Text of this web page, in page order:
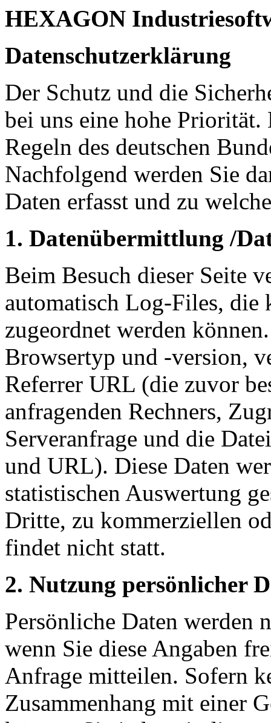
HEXAGON
Datenschutzerklärung
Der Schutz und die
bei uns eine hohe
Regeln des deutschen
Nachfolgend werden Sie
Daten erfasst und zu
1. Datenübermittlung /
Beim Besuch dieser Seite
automatisch Log-Files, die
zugeordnet werden
Browsertyp und -version,
Referrer URL (die zuvor
anfragenden Rechners,
Serveranfrage und die
und URL). Diese Daten
statistischen Auswertung
Dritte, zu kommerziellen
findet nicht statt.
2. Nutzung persönlicher
Persönliche Daten werden
wenn Sie diese Angaben
Anfrage mitteilen. Sofern
Zusammenhang mit einer